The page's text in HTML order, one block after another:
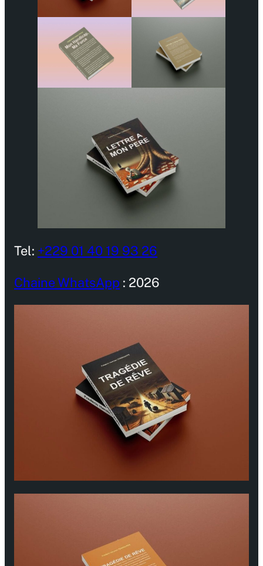
Tel: +229 01 40 19 93 26
Chaine WhatsApp : 2026